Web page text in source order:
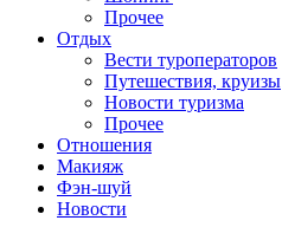
Прочее
Отдых
Вести туроператоров
Путешествия, круизы
Новости туризма
Прочее
Отношения
Макияж
Фэн-шуй
Новости